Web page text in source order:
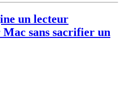
un lecteur
Mac sans sacrifier un